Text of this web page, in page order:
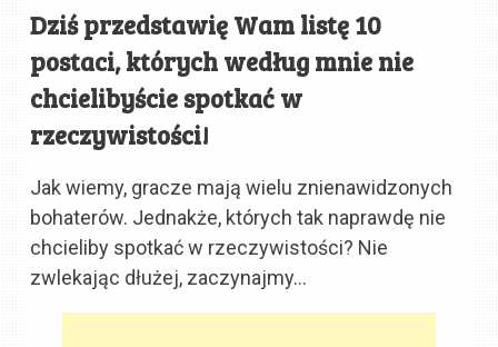
Dziś przedstawię Wam listę 10
postaci, których według mnie nie
chcielibyście spotkać w
rzeczywistości!
Jak wiemy, gracze mają wielu znienawidzonych
bohaterów. Jednakże, których tak naprawdę nie
chcieliby spotkać w rzeczywistości? Nie
zwlekając dłużej, zaczynajmy…